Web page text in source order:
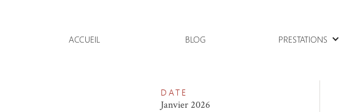
ACCUEIL BLOG PRESTATIONS
YOUMNA
DATE
Janvier 2026